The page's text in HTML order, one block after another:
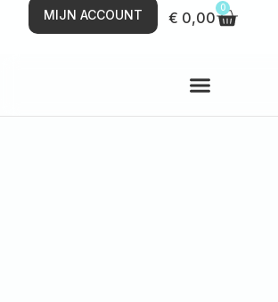
MIJN ACCOUNT € 0,00
0